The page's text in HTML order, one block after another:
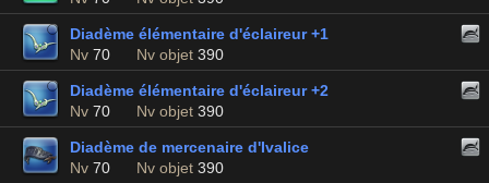
Diadème élémentaire d'éclaireur +1
Nv 70 Nv objet 390
Diadème élémentaire d'éclaireur +2
Nv 70 Nv objet 390
Diadème de mercenaire d'Ivalice
Nv 70 Nv objet 390